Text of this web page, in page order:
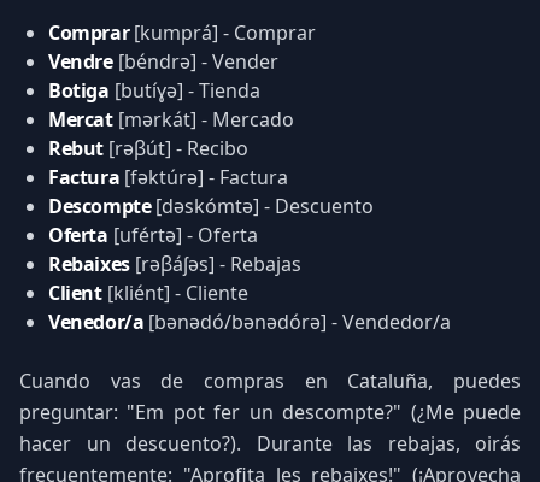
Comprar[kumprá] - Comprar
Vendre[béndrə] - Vender
Botiga [butíɣə] - Tienda
Mercat[mərkát] - Mercado
Rebut [rəβút] - Recibo
Factura [fəktúrə] - Factura
Descompte[dəskómtə] - Descuento
Oferta [ufértə] - Oferta
Rebaixes[rəβáʃəs] - Rebajas
Client[kliént] - Cliente
Venedor/a [bənədó/bənədórə] - Vendedor/a
Cuando vas de compras en Cataluña, puedes
preguntar: "Em pot fer un descompte?" (¿Me puede
hacer un descuento?). Durante las rebajas, oirás
frecuentemente: "Aprofita les rebaixes!" (¡Aprovecha